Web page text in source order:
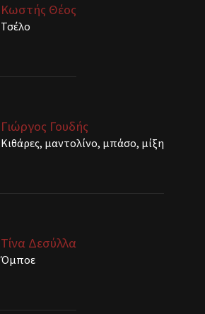
Κωστής Θέος
Τσέλο
Γιώργος Γουδής
Κιθάρες, μαντολίνο, μπάσο, μίξη
Τίνα Δεσύλλα
Όμποε